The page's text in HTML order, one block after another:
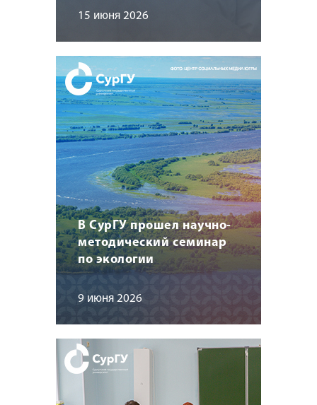
15 июня 2026
В СурГУ прошел научно-
методический семинар
по экологии
9 июня 2026